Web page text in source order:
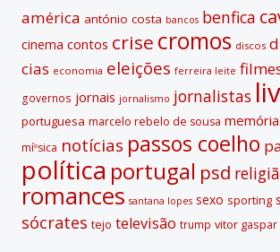
américa antónio costa bancos benfica
cinema contos crise cromos discos
cias economia eleições ferreira leite
governos jornais jornalismo jornalistas
portuguesa marcelo rebelo de sousa
míºsica notí­cias passos coelho
polí­tica portugal psd
romances santana lopes sexo sporting
sócrates tejo televisão trump vitor gaspar